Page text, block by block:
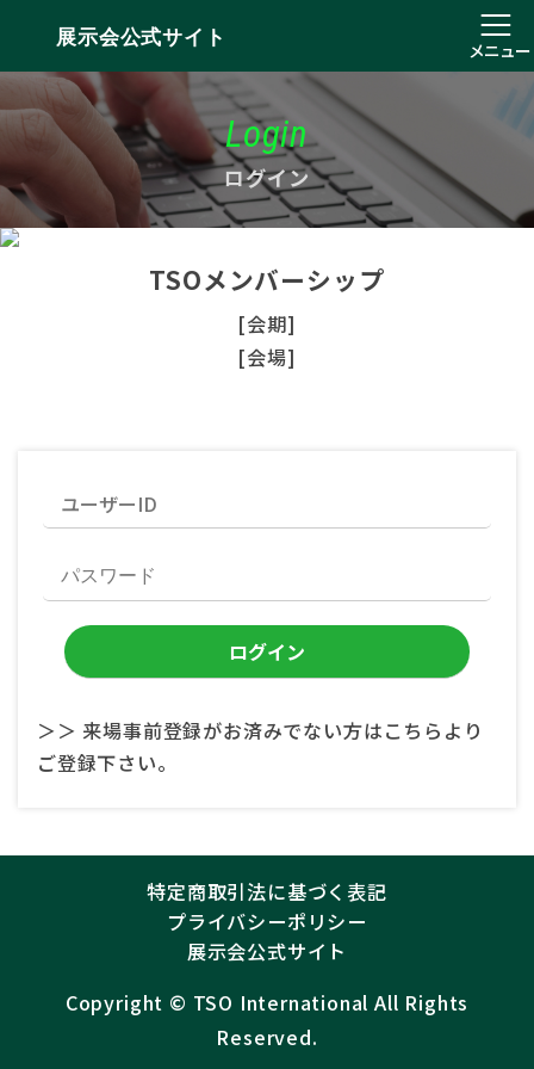
展示会公式サイト
メニュー
Login
ログイン
TSOメンバーシップ
[会期]
[会場]
＞＞ 来場事前登録がお済みでない方はこちらより
ご登録下さい。
特定商取引法に基づく表記
プライバシーポリシー
展示会公式サイト
Copyright ©︎ TSO International All Rights
Reserved.